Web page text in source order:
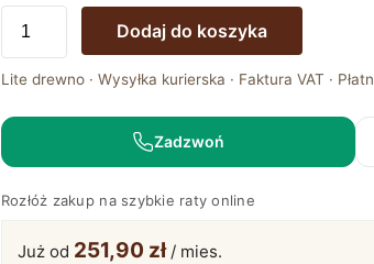
Szafka
Buty
Natura
Dodaj do koszyka
Lite drewno · Wysyłka kurierska · Faktura VAT ·
Zadzwoń
Rozłóż zakup na szybkie raty online
Już od 251,90 zł/ mies.